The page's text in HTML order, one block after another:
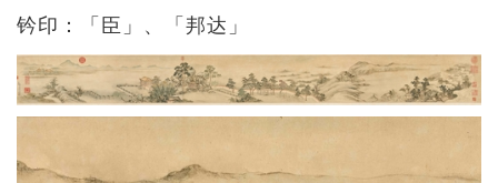
钤印：「臣」、「邦达」